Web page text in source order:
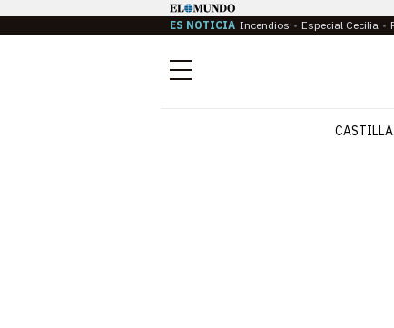
ES NOTICIA Incendios Especial Cecilia
Menú
CASTILLA